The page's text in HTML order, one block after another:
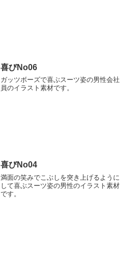
喜びNo06
ガッツボーズで喜ぶスーツ姿の男性会社
員のイラスト素材です。
喜びNo04
満面の笑みでこぶしを突き上げるように
して喜ぶスーツ姿の男性のイラスト素材
です。